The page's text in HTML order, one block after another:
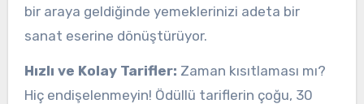
bir araya geldiğinde yemeklerinizi adeta bir
sanat eserine dönüştürüyor.
Hızlı ve Kolay Tarifler: Zaman kısıtlaması mı?
Hiç endişelenmeyin! Ödüllü tariflerin çoğu, 30